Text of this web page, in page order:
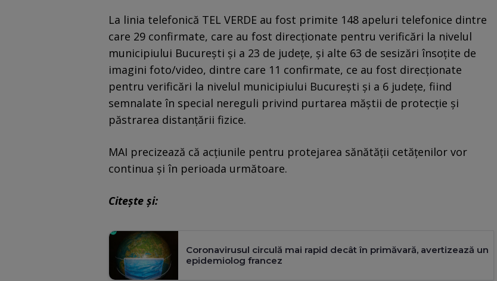
La linia telefonică TEL VERDE au fost primite 148 apeluri telefonice dintre
care 29 confirmate, care au fost direcționate pentru verificări la nivelul
municipiului București și a 23 de județe, și alte 63 de sesizări însoțite de
imagini foto/video, dintre care 11 confirmate, ce au fost direcționate
pentru verificări la nivelul municipiului București și a 6 județe, fiind
semnalate în special nereguli privind purtarea măștii de protecție și
păstrarea distanțării fizice.
MAI precizează că acțiunile pentru protejarea sănătății cetățenilor vor
continua și în perioada următoare.
Citește și:
Coronavirusul circulă mai rapid decât în primăvară, avertizează un
epidemiolog francez